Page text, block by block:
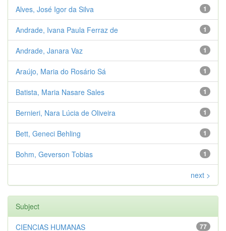
1
Alves, José Igor da Silva
1
Andrade, Ivana Paula Ferraz de
1
Andrade, Janara Vaz
1
Araújo, Maria do Rosário Sá
1
Batista, Maria Nasare Sales
1
Bernieri, Nara Lúcia de Oliveira
1
Bett, Geneci Behling
1
Bohm, Geverson Tobias
next >
Subject
77
CIENCIAS HUMANAS